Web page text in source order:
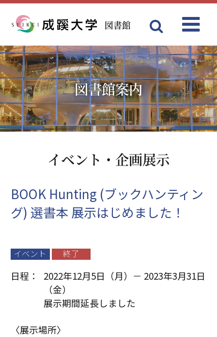
図書館
図書館案内
イベント・企画展示
BOOK Hunting (ブックハンティン
グ) 選書本 展示はじめました！
イベント 終了
日程：
2022年12月5日（月）－ 2023年3月31日
（金）
展示期間延長しました
〈展示場所〉